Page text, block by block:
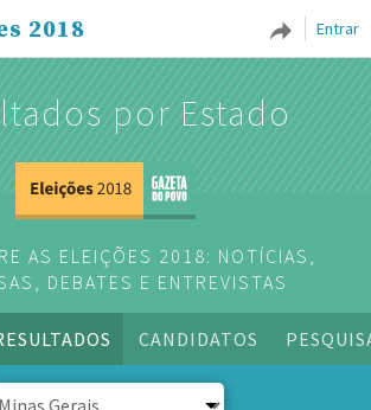
Entrar
2018
por Estado
AS ELEIÇÕES 2018: NOTÍCIAS,
DEBATES E ENTREVISTAS
CANDIDATOS